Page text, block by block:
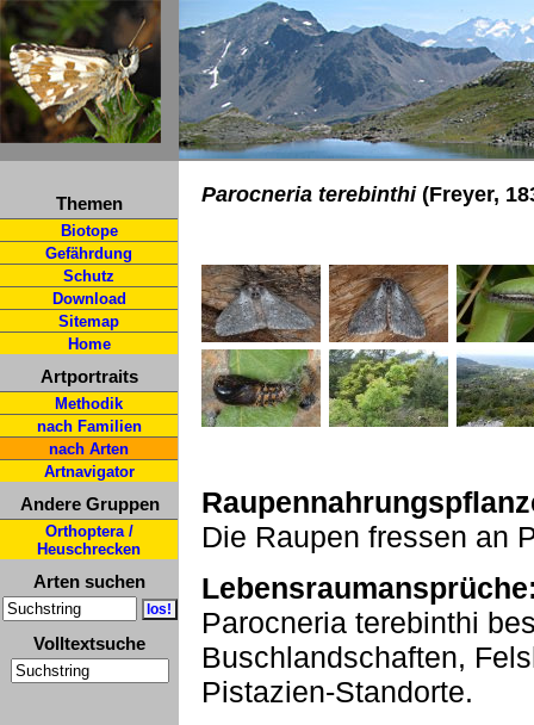
Themen
Biotope
Gefährdung
Schutz
Download
Sitemap
Home
Artportraits
Methodik
nach Familien
nach Arten
Artnavigator
Andere Gruppen
Orthoptera /
Heuschrecken
Arten suchen
Volltextsuche
Parocneria terebinthi(Freyer,
Die Raupen fressen an
Parocneria terebinthi
Buschlandschaften,
Pistazien-Standorte.